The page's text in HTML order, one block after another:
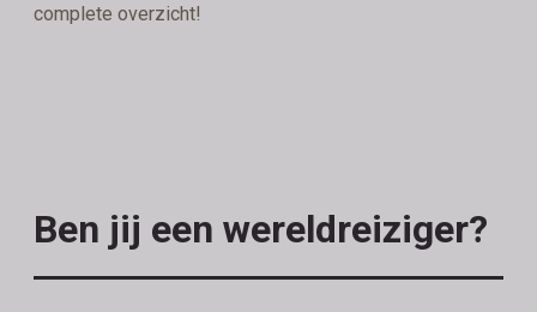
complete overzicht!
Ben jij een wereldreiziger?